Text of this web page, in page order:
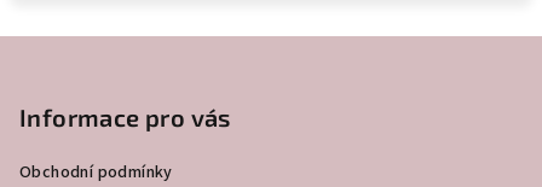
Informace pro vás
Obchodní podmínky